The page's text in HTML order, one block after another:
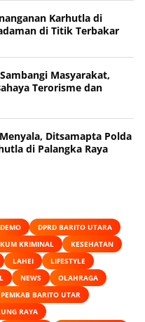
Karhutla di
di Titik Terbakar
Masyarakat,
Terorisme dan
Ditsamapta Polda
di Palangka Raya
DEMO
DPRD BARITO UTARA
KRIMINAL
KESEHATAN
LAHEI
LIFESTYLE
NEWS
OLAHRAGA
PEMKAB BARITO UTAR
RAYA